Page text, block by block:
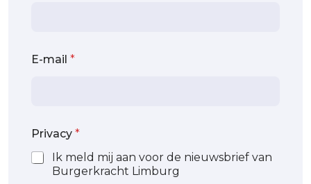
iE-mail *
Privacy *
Ik meld mij aan voor de nieuwsbrief van
Burgerkracht Limburg